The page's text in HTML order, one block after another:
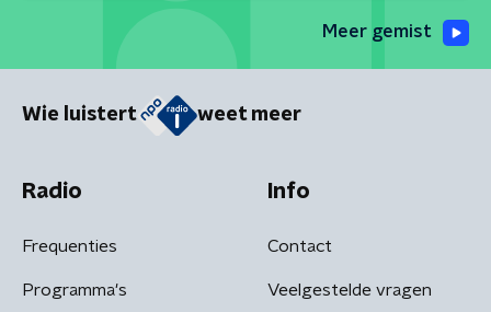
Meer gemist
Wie luistert weet meer
Radio
Frequenties
Programma's
Info
Contact
Veelgestelde vragen